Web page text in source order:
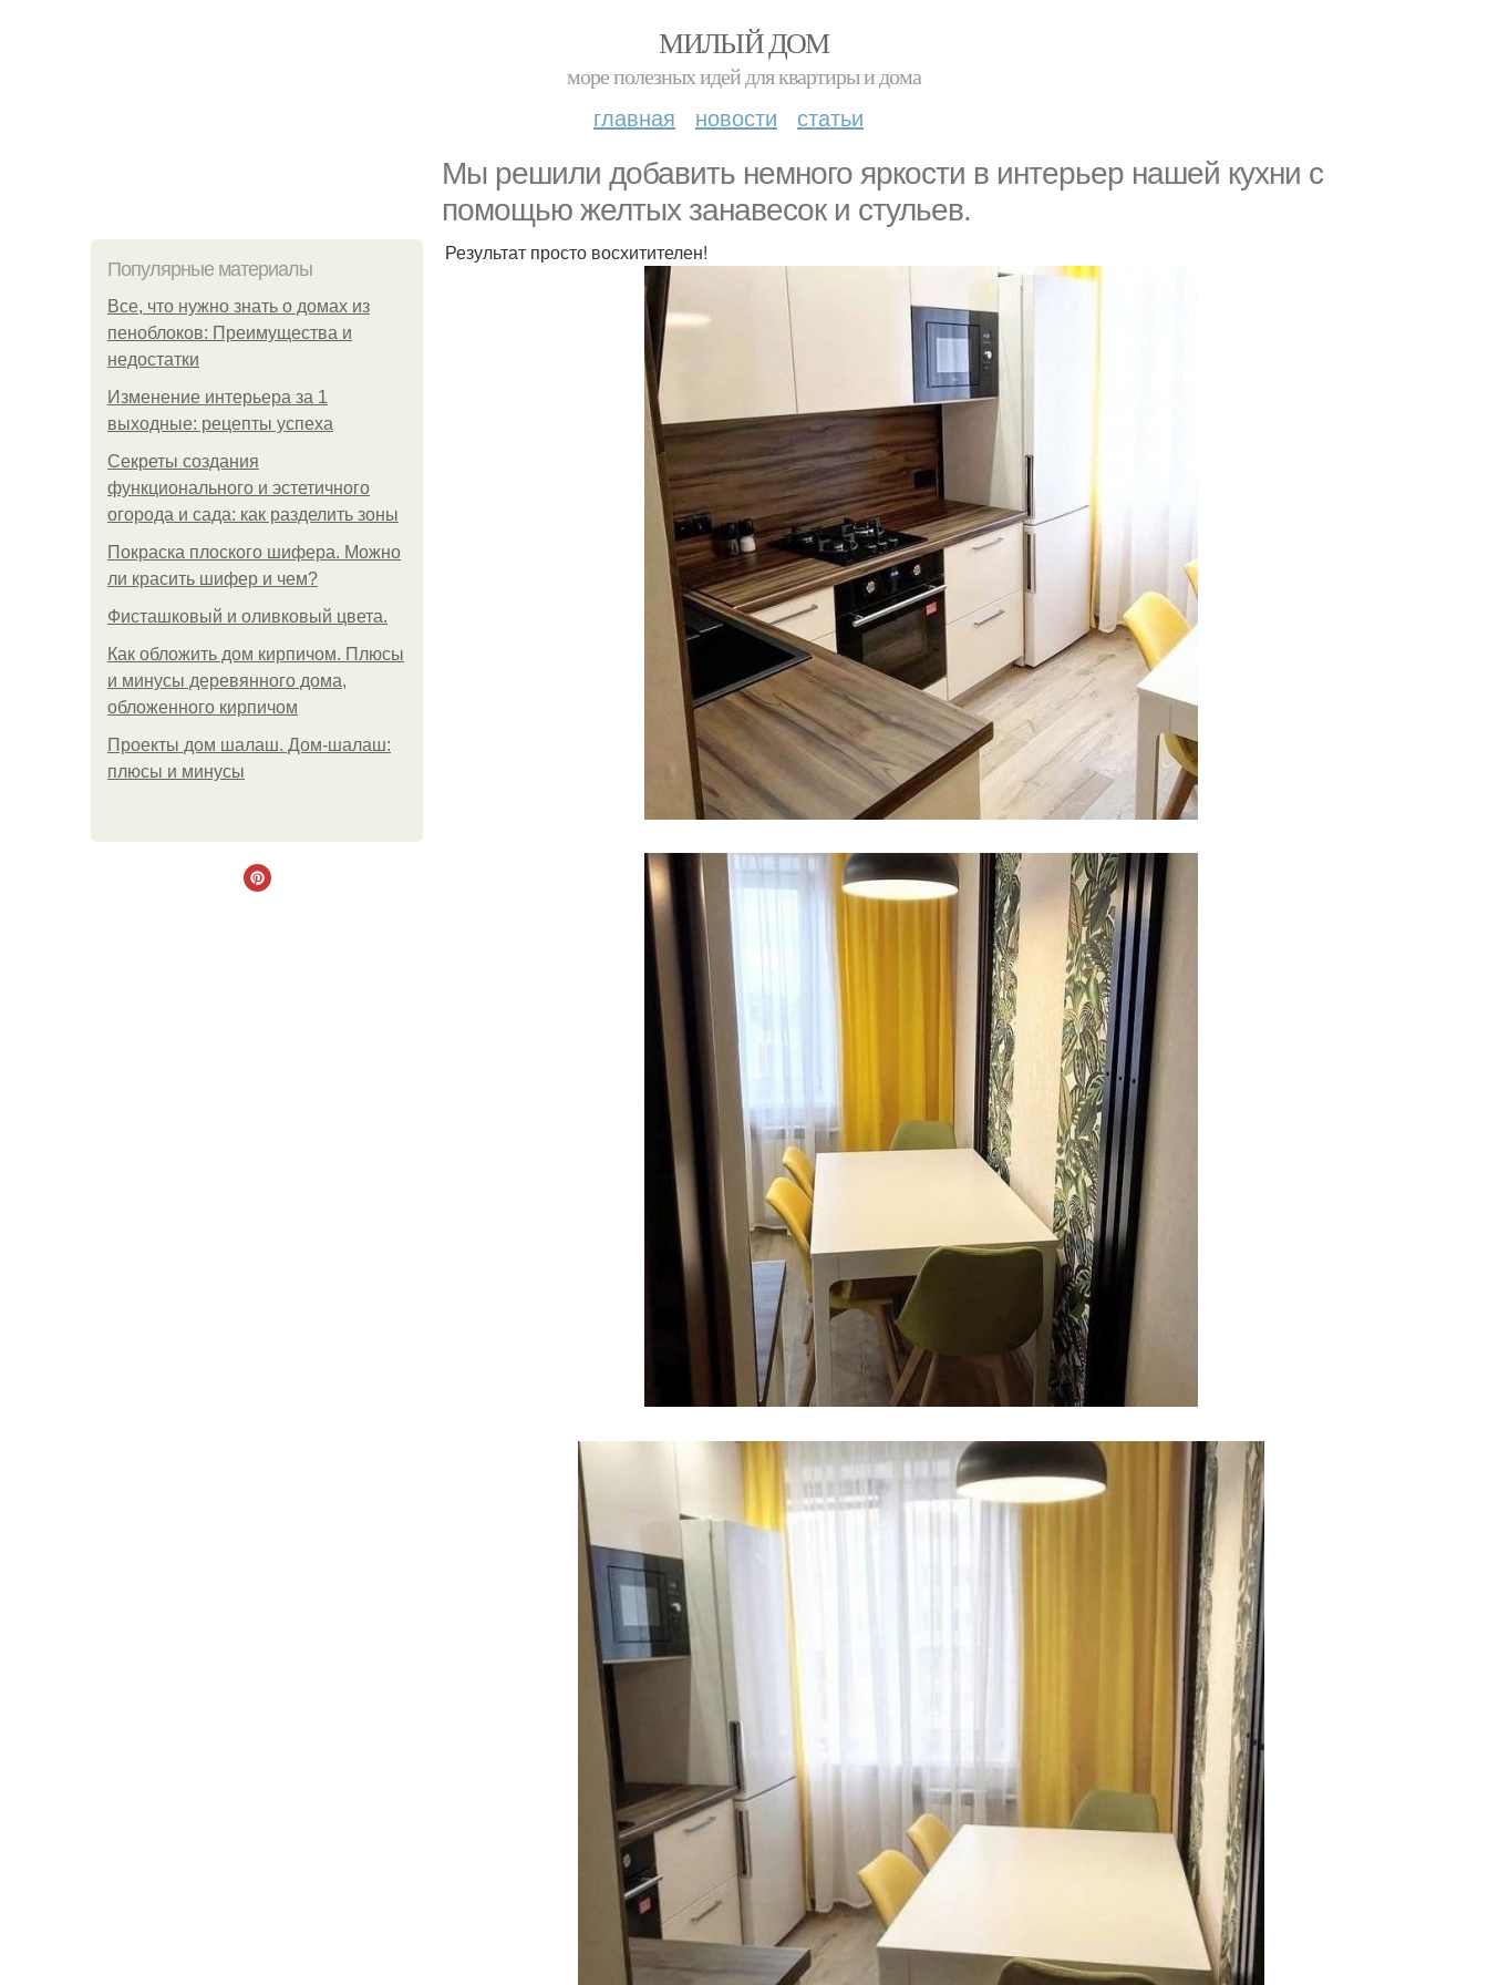
МИЛЫЙ ДОМ
море полезных идей для квартиры и дома
главная новости статьи
Мы решили добавить немного яркости в интерьер нашей кухни с
помощью желтых занавесок и стульев.
Популярные материалы
Все, что нужно знать о домах из
пеноблоков: Преимущества и
недостатки
Изменение интерьера за 1
выходные: рецепты успеха
Секреты создания
функционального и эстетичного
огорода и сада: как разделить зоны
Покраска плоского шифера. Можно
ли красить шифер и чем?
Фисташковый и оливковый цвета.
Как обложить дом кирпичом. Плюсы
и минусы деревянного дома,
обложенного кирпичом
Проекты дом шалаш. Дом-шалаш:
плюсы и минусы
Результат просто восхитителен!